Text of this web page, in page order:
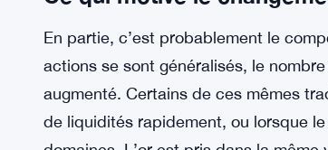
Et ce n’est pas une petite dérive. La
est suffisamment significative pour
sérieusement reconsidérer la manière
traditionnelle — détenir de l’or pour
comme avant.